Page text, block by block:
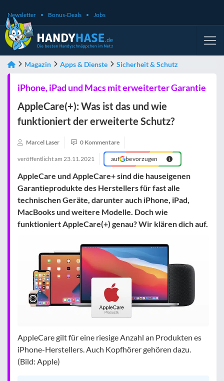
Newsletter Bonus-Deals Jobs
Magazin Apps & Dienste Sicherheit & Schutz
iPhone, iPad und Macs mit erweiterter Garantie
AppleCare(+): Was ist das und wie
funktioniert der erweiterte Schutz?
Marcel Laser 0 Kommentare
veröffentlicht am 23.11.2021 auf bevorzugen
AppleCare und AppleCare+ sind die hauseigenen
Garantieprodukte des Herstellers für fast alle
technischen Geräte, darunter auch iPhone, iPad,
MacBooks und weitere Modelle. Doch wie
funktioniert AppleCare(+) genau? Wir klären dich auf.
AppleCare gilt für eine riesige Anzahl an Produkten es
iPhone-Herstellers. Auch Kopfhörer gehören dazu.
(Bild: Apple)